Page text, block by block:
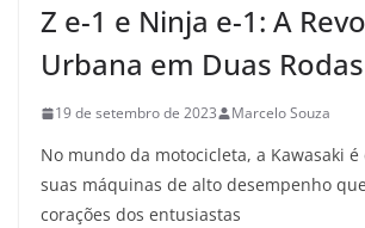
Z e-1 e Ninja e-1: A
Urbana em Duas Rodas
19 de setembro de 2023 Marcelo Souza
No mundo da motocicleta, a Kawasaki
suas máquinas de alto desempenho
corações dos entusiastas